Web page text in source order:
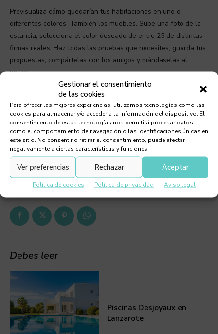
Gestionar el consentimiento
de las cookies
Para ofrecer las mejores experiencias, utilizamos tecnologías como las
cookies para almacenar y/o acceder a la información del dispositivo. El
consentimiento de estas tecnologías nos permitirá procesar datos
como el comportamiento de navegación o las identificaciones únicas en
este sitio. No consentir o retirar el consentimiento, puede afectar
negativamente a ciertas características y funciones.
Aceptar
Rechazar
Ver preferencias
Política de cookies Política de privacidad Aviso legal
Previsualiza cómo quedarían tus habitaciones en uno o
diferentes colores. También los muebles. Sube una foto de la
estancia, selecciona el color deseado de entre 25 de distintas
firmas reales. Haz todas las pruebas que necesites, guarda tus
propuestas, compártelas con los amigos y mándaselas al
pintor.
Handyman Calculator (
Calculator)
Te ayudará a calcular la cantidad de pintura o de acabados
que necesitas para una habitación. Te permite introducir los
precios y tiene tutoriales.
ETIQUETAS: DECORACIÓN SMARTPHONE
Debes leer
Piscinas Desjoyaux en
Lanzarote